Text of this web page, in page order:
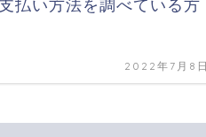
払い方法を調べている方
2022年7月8